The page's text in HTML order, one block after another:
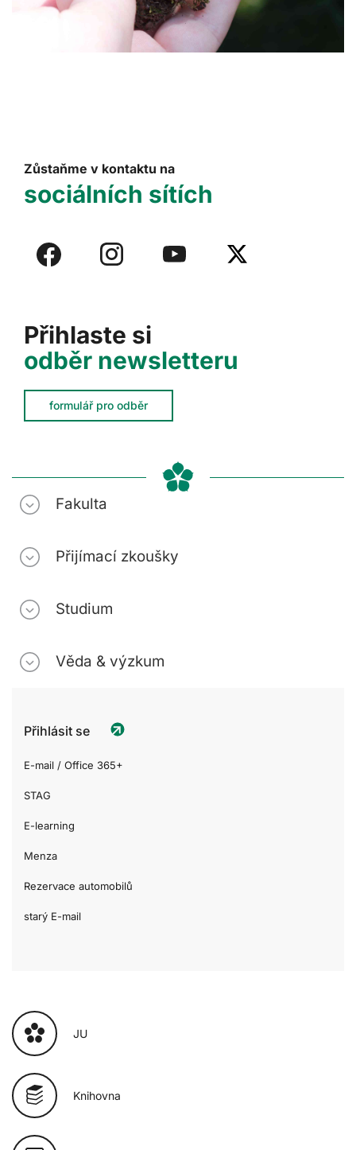
Přihlaste si
odběr newsletteru
formulář pro odběr
Zůstaňme v kontaktu na
sociálních sítích
Fakulta
Přijímací zkoušky
Studium
Věda & výzkum
Přihlásit se
E-mail / Office 365+
STAG
E-learning
Menza
Rezervace automobilů
starý E-mail
JU
Knihovna